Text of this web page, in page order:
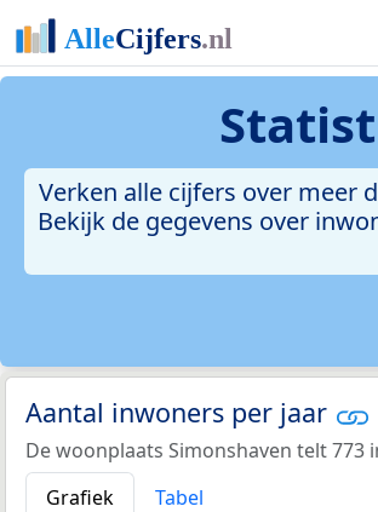
Verken alle cijfers over meer
Bekijk de gegevens over
Aantal inwoners per jaar
De woonplaats Simonshaven telt 773
Grafiek
Tabel